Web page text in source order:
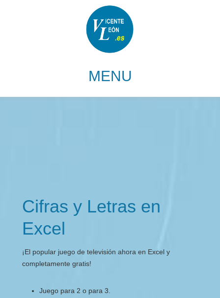
Cifras y Letras en
Excel
¡El popular juego de televisión ahora en Excel y
completamente gratis!
Juego para 2 o para 3.